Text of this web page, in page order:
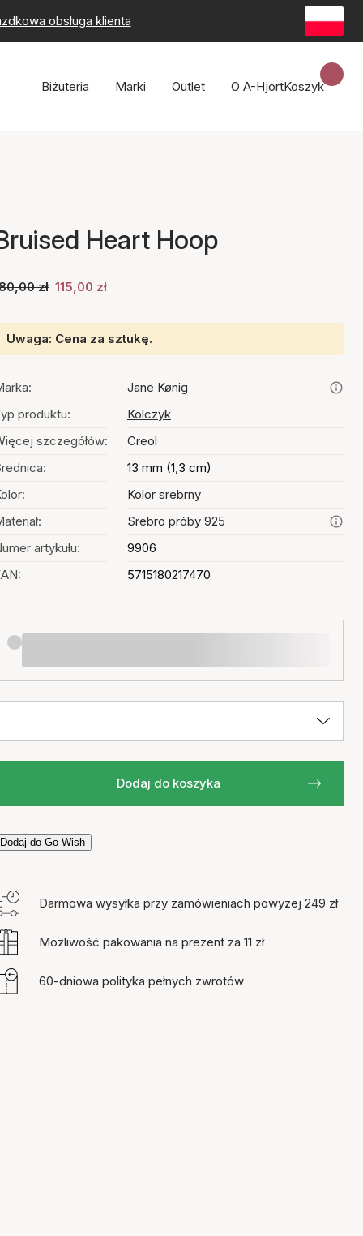
obsługa klienta
Biżuteria Marki Outlet O A-HjortKoszyk
Heart Hoop
zł 115,00 zł
Uwaga: Cena za sztukę.
Jane Kønig
produktu:
Kolczyk
szczegółów:
Creol
13 mm (1,3 cm)
Kolor srebrny
Srebro próby 925
artykułu:
9906
5715180217470
Dodaj do koszyka
Dodaj do Go Wish
Darmowa wysyłka przy zamówieniach powyżej 249 zł
Możliwość pakowania na prezent za 11 zł
60-dniowa polityka pełnych zwrotów